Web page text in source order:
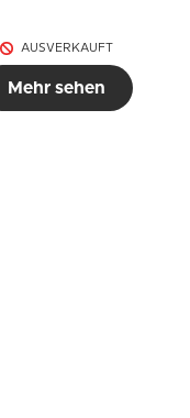
AUSVERKAUFT
Mehr sehen